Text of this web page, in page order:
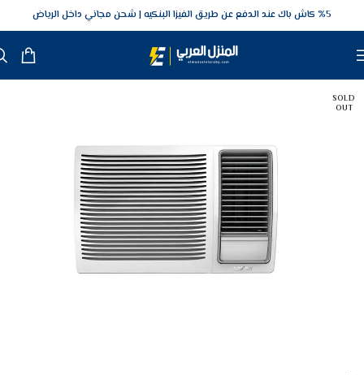
5‎% كاش باك عند الدفع عن طريق الفيزا البنكيه شحن مجاني داخل الرياض
SOLD
OUT